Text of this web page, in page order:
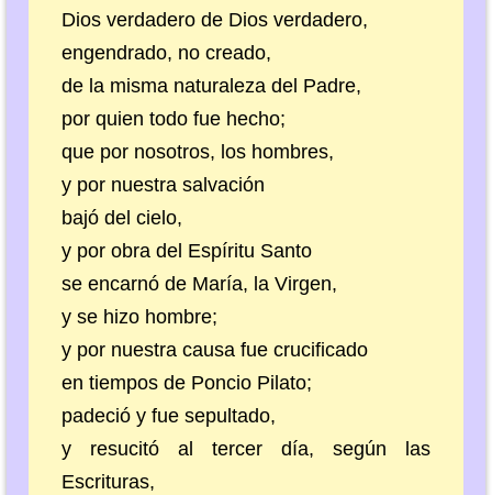
Dios verdadero de Dios verdadero,
engendrado, no creado,
de la misma naturaleza del Padre,
por quien todo fue hecho;
que por nosotros, los hombres,
y por nuestra salvación
bajó del cielo,
y por obra del Espíritu Santo
se encarnó de María, la Virgen,
y se hizo hombre;
y por nuestra causa fue crucificado
en tiempos de Poncio Pilato;
padeció y fue sepultado,
y resucitó al tercer día, según las
Escrituras,